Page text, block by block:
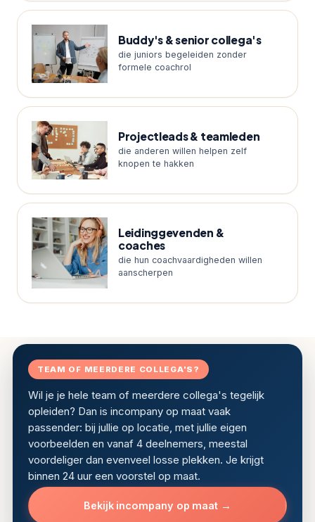
Buddy's & senior collega's
die juniors begeleiden zonder
formele coachrol
Projectleads & teamleden
die anderen willen helpen zelf
knopen te hakken
Leidinggevenden &
coaches
die hun coachvaardigheden willen
aanscherpen
TEAM OF MEERDERE COLLEGA'S?
Wil je je hele team of meerdere collega's tegelijk
opleiden? Dan is incompany op maat vaak
passender: bij jullie op locatie, met jullie eigen
voorbeelden en vanaf 4 deelnemers, meestal
voordeliger dan evenveel losse plekken. Je krijgt
binnen 24 uur een voorstel op maat.
Bekijk incompany op maat →